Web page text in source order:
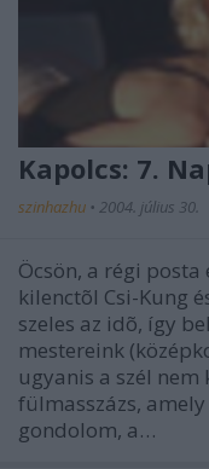
Kapolcs: 7.
szinhazhu • 2004. július 30.
Öcsön, a régi
kilenctõl Csi-Kung
szeles az idõ, így
mestereink
ugyanis a szél
fülmasszázs,
gondolom, a…